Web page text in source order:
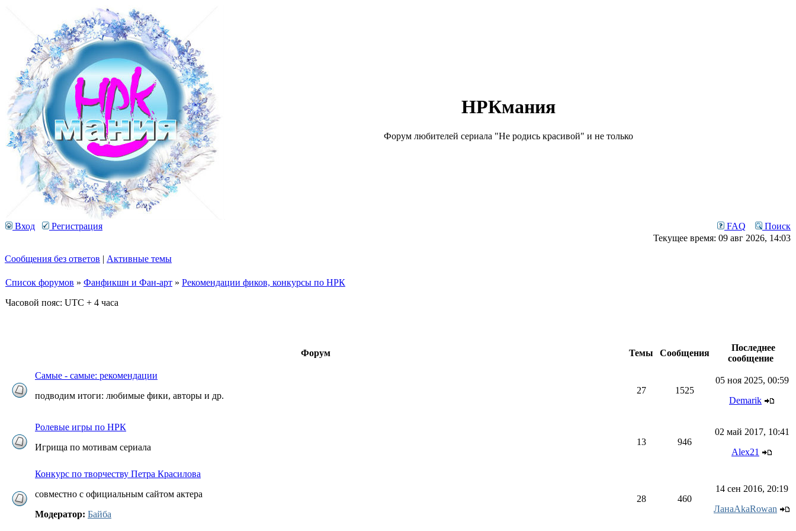
НРКмания
Форум любителей сериала "Не родись красивой" и не только
Вход Регистрация FAQ
Поиск
Текущее время: 09 авг 2026, 14:03
Сообщения без ответов | Активные темы
Список форумов » Фанфикшн и Фан-арт » Рекомендации фиков, конкурсы по НРК
Часовой пояс: UTC + 4 часа
Форум Темы Сообщения
Последнее
сообщение
Самые - самые: рекомендации
подводим итоги: любимые фики, авторы и др.
27 1525
05 ноя 2025, 00:59
Demarik
Ролевые игры по НРК
Игрища по мотивам сериала
13 946
02 май 2017, 10:41
Alex21
Конкурс по творчеству Петра Красилова
совместно с официальным сайтом актера
Модератор: Байба
28 460
14 сен 2016, 20:19
ЛанаAkaRowan